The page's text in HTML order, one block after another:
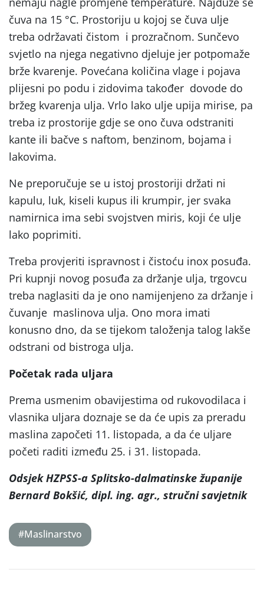
čuva na 15 °C. Prostoriju u kojoj se čuva ulje
treba održavati čistom i prozračnom. Sunčevo
svjetlo na njega negativno djeluje jer potpomaže
brže kvarenje. Povećana količina vlage i pojava
plijesni po podu i zidovima također dovode do
bržeg kvarenja ulja. Vrlo lako ulje upija mirise, pa
treba iz prostorije gdje se ono čuva odstraniti
kante ili bačve s naftom, benzinom, bojama i
lakovima.
Ne preporučuje se u istoj prostoriji držati ni
kapulu, luk, kiseli kupus ili krumpir, jer svaka
namirnica ima sebi svojstven miris, koji će ulje
lako poprimiti.
Treba provjeriti ispravnost i čistoću inox posuđa.
Pri kupnji novog posuđa za držanje ulja, trgovcu
treba naglasiti da je ono namijenjeno za držanje i
čuvanje maslinova ulja. Ono mora imati
konusno dno, da se tijekom taloženja talog lakše
odstrani od bistroga ulja.
Početak rada uljara
Prema usmenim obavijestima od rukovodilaca i
vlasnika uljara doznaje se da će upis za preradu
maslina započeti 11. listopada, a da će uljare
početi raditi između 25. i 31. listopada.
Odsjek HZPSS-a Splitsko-dalmatinske županije
Bernard Bokšić, dipl. ing. agr., stručni savjetnik
#Maslinarstvo